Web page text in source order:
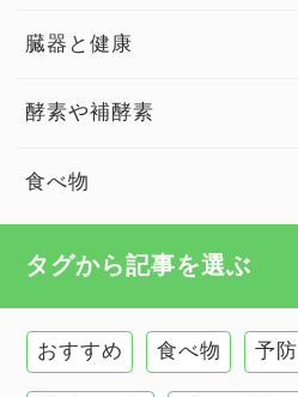
臓器と健康
臓器と健康 トップ
慢性疲労
甲状腺
酵素や補酵素
食べ物
タグから記事を選ぶ
おすすめ 食べ物 予防